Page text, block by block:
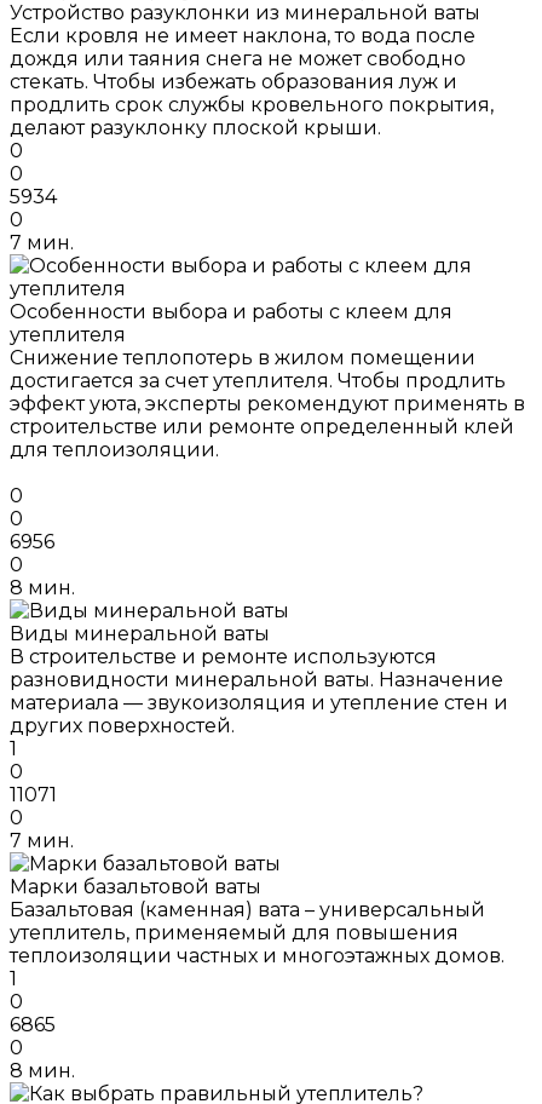
Устройство разуклонки из минеральной ваты
Если кровля не имеет наклона, то вода после
дождя или таяния снега не может свободно
стекать. Чтобы избежать образования луж и
продлить срок службы кровельного покрытия,
делают разуклонку плоской крыши.
0
0
5934
0
7 мин.
Особенности выбора и работы с клеем для
утеплителя
Снижение теплопотерь в жилом помещении
достигается за счет утеплителя. Чтобы продлить
эффект уюта, эксперты рекомендуют применять в
строительстве или ремонте определенный клей
для теплоизоляции.
0
0
6956
0
8 мин.
Виды минеральной ваты
В строительстве и ремонте используются
разновидности минеральной ваты. Назначение
материала — звукоизоляция и утепление стен и
других поверхностей.
1
0
11071
0
7 мин.
Марки базальтовой ваты
Базальтовая (каменная) вата – универсальный
утеплитель, применяемый для повышения
теплоизоляции частных и многоэтажных домов.
1
0
6865
0
8 мин.